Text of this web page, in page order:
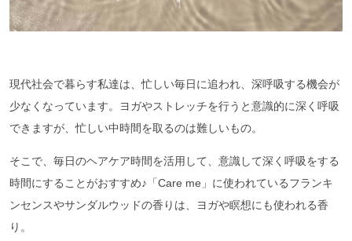
現代社会で暮らす私達は、忙しい毎日に追われ、深呼吸する機会が
少なくなっています。ヨガやストレッチを行うと意識的に深く呼吸
できますが、忙しい中時間を取るのは難しいもの。
そこで、毎日のヘアケア時間を活用して、意識して深く呼吸をする
時間にすることがおすすめ♪「Care me」に使われているフランキ
ンセンスやサンダルウッドの香りは、ヨガや瞑想にも使われる香
り。